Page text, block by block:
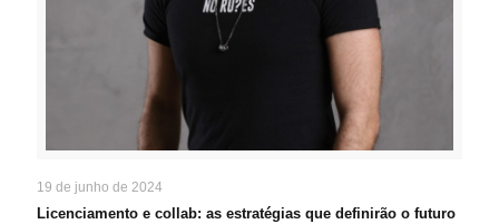
19 de junho de 2024
Licenciamento e collab: as estratégias que definirão o futuro